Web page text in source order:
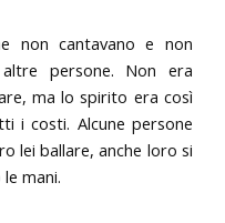
non cantavano e non
persone. Non era
ma lo spirito era così
i costi. Alcune persone
lei ballare, anche loro si
mani.